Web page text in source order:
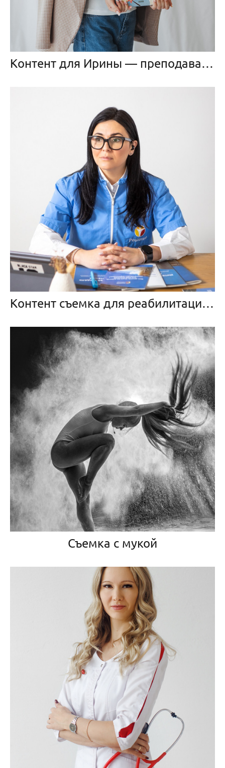
Контент для Ирины — преподавателя по раннему развитию детей
Контент съемка для реабилитационного центра «Решение»
Съемка с мукой